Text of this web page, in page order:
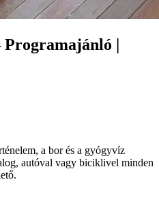
|
a bor és a gyógyvíz
autóval vagy biciklivel minden